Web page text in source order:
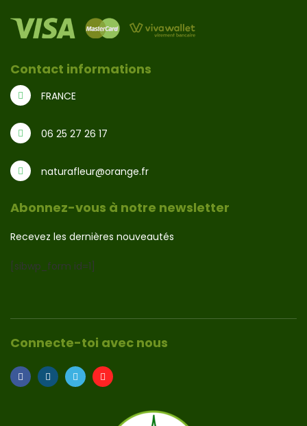
Contact informations
FRANCE
06 25 27 26 17
naturafleur@orange.fr
Abonnez-vous à notre newsletter
Recevez les dernières nouveautés
[sibwp_form id=1]
Connecte-toi avec nous